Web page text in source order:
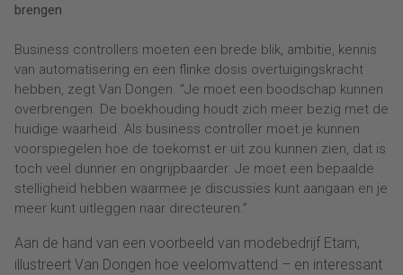
brengen
Business controllers moeten een brede blik, ambitie, kennis
van automatisering en een flinke dosis overtuigingskracht
hebben, zegt Van Dongen. “Je moet een boodschap kunnen
overbrengen. De boekhouding houdt zich meer bezig met de
huidige waarheid. Als business controller moet je kunnen
voorspiegelen hoe de toekomst er uit zou kunnen zien, dat is
toch veel dunner en ongrijpbaarder. Je moet een bepaalde
stelligheid hebben waarmee je discussies kunt aangaan en je
meer kunt uitleggen naar directeuren.”
Aan de hand van een voorbeeld van modebedrijf Etam,
illustreert Van Dongen hoe veelomvattend – en interessant